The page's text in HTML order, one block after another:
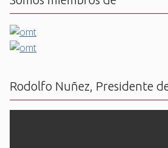
Rodolfo Nuñez, Presidente